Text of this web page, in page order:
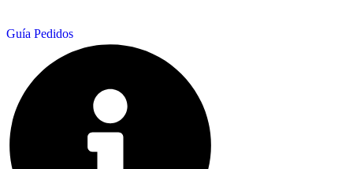
Guía Pedidos